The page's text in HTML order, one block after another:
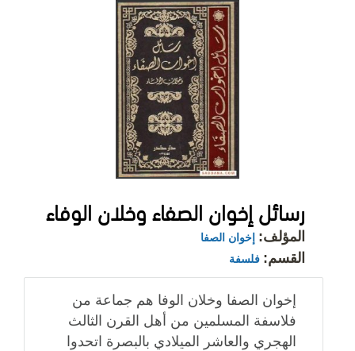
رسائل إخوان الصفاء وخلان الوفاء
المؤلف: إخوان الصفا
القسم: فلسفة
إخوان الصفا وخلان الوفا هم جماعة من
فلاسفة المسلمين من أهل القرن الثالث
الهجري والعاشر الميلادي بالبصرة اتحدوا